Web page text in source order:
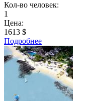
Кол-во человек:
1
Цена:
1613 $
Подробнее